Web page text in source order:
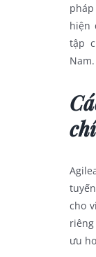
hiện
tập
Nam.
cho
ưu